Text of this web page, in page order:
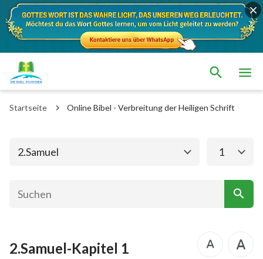
Startseite Online Bibel - Verbreitung der Heiligen Schrift
2.Samuel
Das alte Testament Das neue Testament
1. Mose 2. Mose
5. Mose
1.Samuel
1. Chronik
1
2.Samuel-Kapitel 1